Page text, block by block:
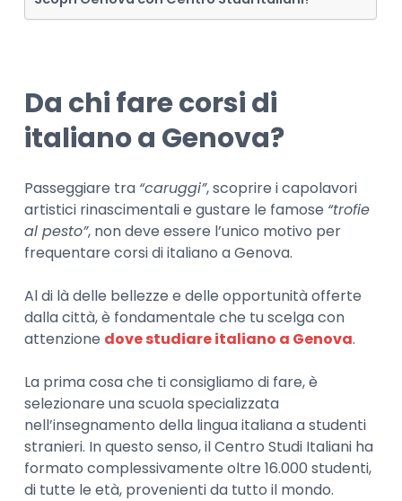
Da chi fare corsi di
italiano a Genova?
Passeggiare tra “caruggi”, scoprire i capolavori
artistici rinascimentali e gustare le famose “trofie
al pesto”, non deve essere l’unico motivo per
frequentare corsi di italiano a Genova.
Al di là delle bellezze e delle opportunità offerte
dalla città, è fondamentale che tu scelga con
attenzione dove studiare italiano a Genova.
La prima cosa che ti consigliamo di fare, è
selezionare una scuola specializzata
nell’insegnamento della lingua italiana a studenti
stranieri. In questo senso, il Centro Studi Italiani ha
formato complessivamente oltre 16.000 studenti,
di tutte le età, provenienti da tutto il mondo.